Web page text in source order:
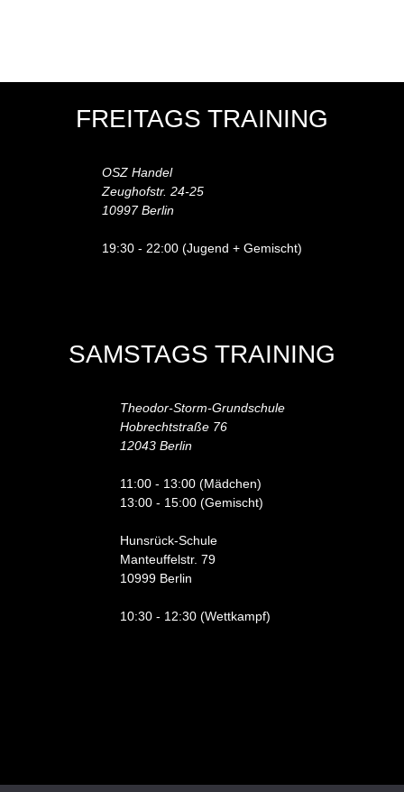
FREITAGS TRAINING
OSZ Handel
Zeughofstr. 24-25
10997 Berlin
19:30 - 22:00 (Jugend + Gemischt)
SAMSTAGS TRAINING
Theodor-Storm-Grundschule
Hobrechtstraße 76
12043 Berlin
11:00 - 13:00 (Mädchen)
13:00 - 15:00 (Gemischt)
Hunsrück-Schule
Manteuffelstr. 79
10999 Berlin
10:30 - 12:30 (Wettkampf)